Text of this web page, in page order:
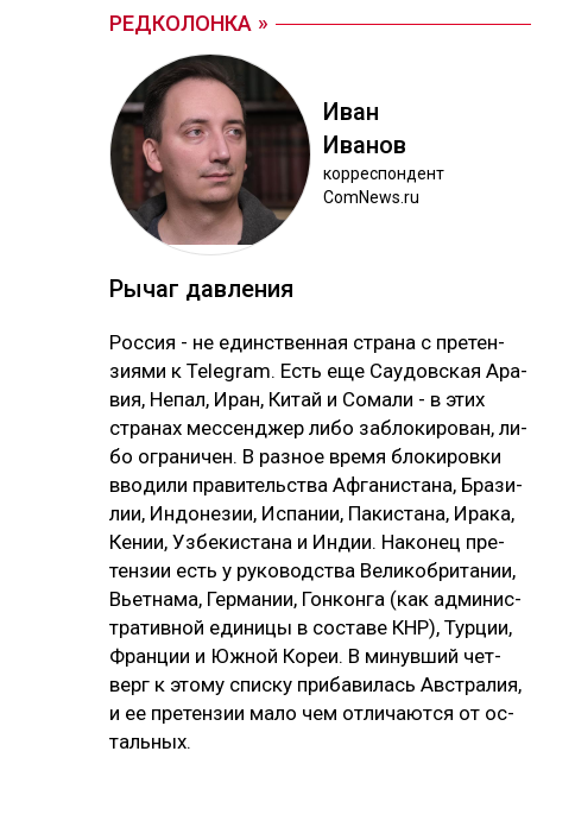
РЕДКОЛОНКА
Иван
Ива­нов
кор­рес­пон­дент
ComNews.ru
Ры­чаг дав­ле­ния
Рос­сия - не единс­твен­ная стра­на с пре­тен­
зия­ми к Telegram. Есть еще Сау­дов­ская Ара­
вия, Не­пал, Иран, Ки­тай и Со­ма­ли - в этих
стра­нах мес­сен­джер ли­бо заб­ло­ки­ро­ван, ли­
бо ог­ра­ни­чен. В раз­ное вре­мя бло­ки­ров­ки
вво­ди­ли пра­ви­тель­ства Аф­га­нис­та­на, Бра­зи­
лии, Ин­до­не­зии, Ис­па­нии, Па­кис­та­на, Ира­ка,
Ке­нии, Уз­бе­кис­та­на и Ин­дии. На­ко­нец пре­
тен­зии есть у ру­ко­водс­тва Ве­ли­коб­ри­та­нии,
Вь­ет­на­ма, Гер­ма­нии, Гон­кон­га (как ад­ми­нис­
тра­тив­ной еди­ни­цы в сос­та­ве КНР), Тур­ции,
Фран­ции и Юж­ной Ко­реи. В ми­нув­ший чет­
верг к это­му спис­ку при­ба­ви­лась Авс­тра­лия,
и ее пре­тен­зии ма­ло чем от­ли­чают­ся от ос­
таль­ных.